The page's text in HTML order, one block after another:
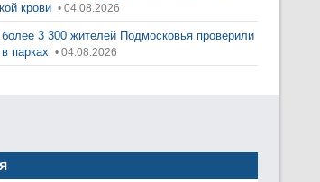
крови • 04.08.2026
3 300 жителей Подмосковья проверили
парках • 04.08.2026